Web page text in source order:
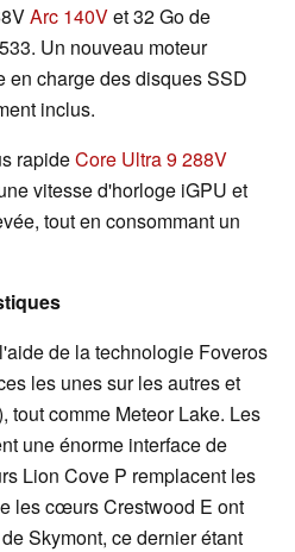
Arc 140Vet 32 Go de
Un nouveau moteur
en charge des disques SSD
inclus.
rapideCore Ultra 9 288V
vitesse d'horloge iGPU et
tout en consommant un
de la technologie Foveros
les unes sur les autres et
tout comme Meteor Lake. Les
une énorme interface de
Lion Cove P remplacent les
les cœurs Crestwood E ont
Skymont, ce dernier étant